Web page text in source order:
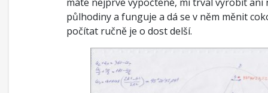
půlhodiny a funguje a dá se v něm měnit
počítat ručně je o dost delší.